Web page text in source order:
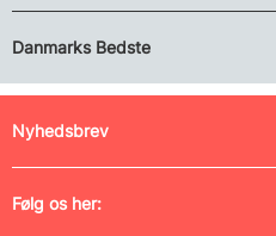
Danmarks Bedste
Nyhedsbrev
Følg os her: